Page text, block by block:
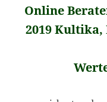
Online
2019